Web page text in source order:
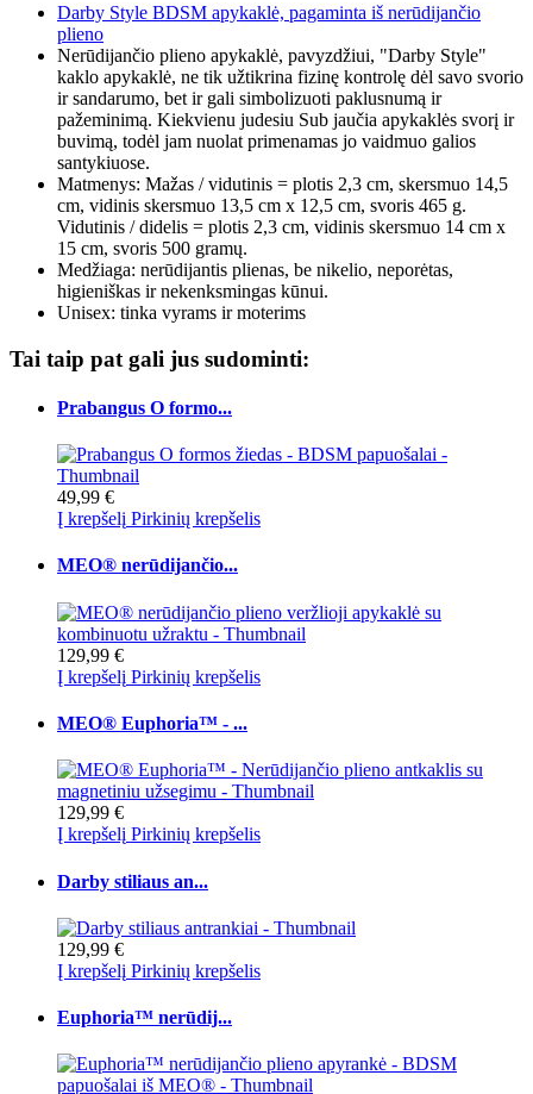
Darby Style BDSM apykaklė, pagaminta iš nerūdijančio
plieno
Nerūdijančio plieno apykaklė, pavyzdžiui, "Darby Style"
kaklo apykaklė, ne tik užtikrina fizinę kontrolę dėl savo svorio
ir sandarumo, bet ir gali simbolizuoti paklusnumą ir
pažeminimą. Kiekvienu judesiu Sub jaučia apykaklės svorį ir
buvimą, todėl jam nuolat primenamas jo vaidmuo galios
santykiuose.
Matmenys: Mažas / vidutinis = plotis 2,3 cm, skersmuo 14,5
cm, vidinis skersmuo 13,5 cm x 12,5 cm, svoris 465 g.
Vidutinis / didelis = plotis 2,3 cm, vidinis skersmuo 14 cm x
15 cm, svoris 500 gramų.
Medžiaga: nerūdijantis plienas, be nikelio, neporėtas,
higieniškas ir nekenksmingas kūnui.
Unisex: tinka vyrams ir moterims
Tai taip pat gali jus sudominti:
Prabangus O formo...
49,99 €
Į krepšelį Pirkinių krepšelis
MEO® nerūdijančio...
129,99 €
Į krepšelį Pirkinių krepšelis
MEO® Euphoria™ - ...
129,99 €
Į krepšelį Pirkinių krepšelis
Darby stiliaus an...
129,99 €
Į krepšelį Pirkinių krepšelis
Euphoria™ nerūdij...